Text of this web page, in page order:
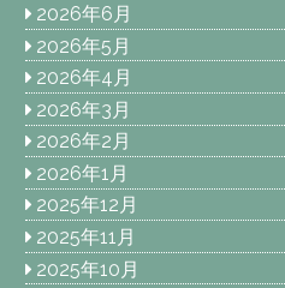
2026年6月
2026年5月
2026年4月
2026年3月
2026年2月
2026年1月
2025年12月
2025年11月
2025年10月